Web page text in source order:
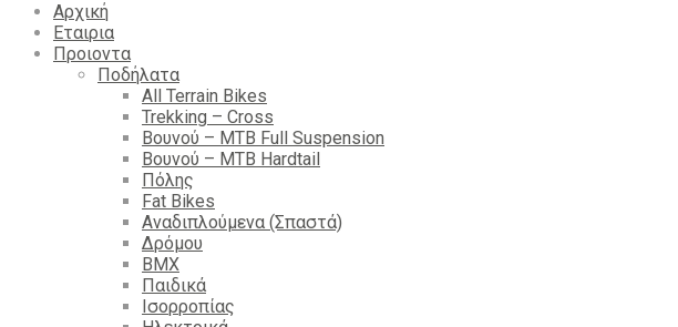
Αρχική
Εταιρια
Προιοντα
Ποδήλατα
All Terrain Bikes
Trekking – Cross
Βουνού – MTB Full Suspension
Βουνού – MTB Hardtail
Πόλης
Fat Bikes
Αναδιπλούμενα (Σπαστά)
Δρόμου
BMX
Παιδικά
Ισορροπίας